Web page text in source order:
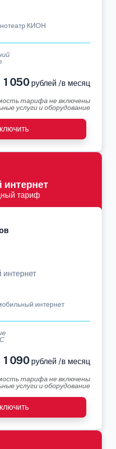
КИОН
1 050 рублей /в месяц
тарифа не включены
услуги и оборудование
тариф
интернет
1 090 рублей /в месяц
тарифа не включены
услуги и оборудование